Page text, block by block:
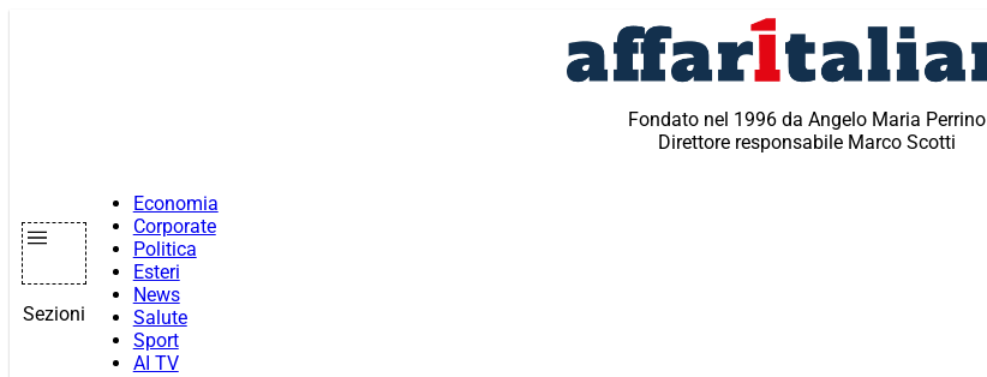
Fondato nel 1996 da Angelo Maria Perrino
Direttore responsabile Marco Scotti
Sezioni
Economia
Corporate
Politica
Esteri
News
Salute
Sport
AI TV